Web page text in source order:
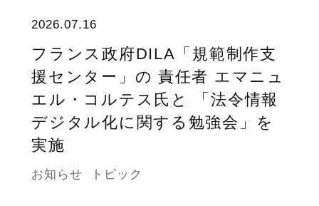
2026.07.16
フランス政府DILA「規範制作支
援センター」の 責任者 エマニュ
エル・コルテス氏と 「法令情報
デジタル化に関する勉強会」を
実施
お知らせ トピック